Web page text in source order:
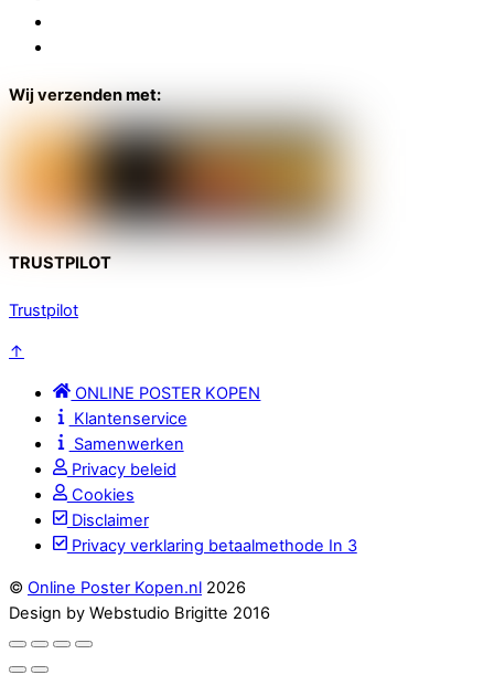
Wij verzenden met:
TRUSTPILOT
Trustpilot
↑
ONLINE POSTER KOPEN
Klantenservice
Samenwerken
Privacy beleid
Cookies
Disclaimer
Privacy verklaring betaalmethode In 3
© Online Poster Kopen.nl 2026
Design by Webstudio Brigitte 2016